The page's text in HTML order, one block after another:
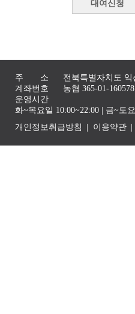
대여신청
주 소
전북특별자치도 익
계좌번호
농협 365-01-160578
운영시간
화~목요일 10:00~22:00 | 금~토
개인정보취급방침
이용약관